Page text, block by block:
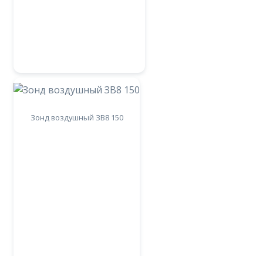
Зонд воздушный ЗВ8 150